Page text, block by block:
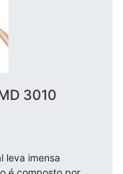
3010
leva imensa